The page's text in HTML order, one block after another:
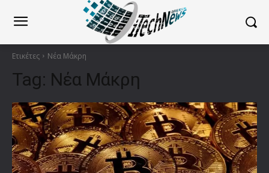
Ετικέτες Νέα Μάκρη
Tag: Νέα Μάκρη